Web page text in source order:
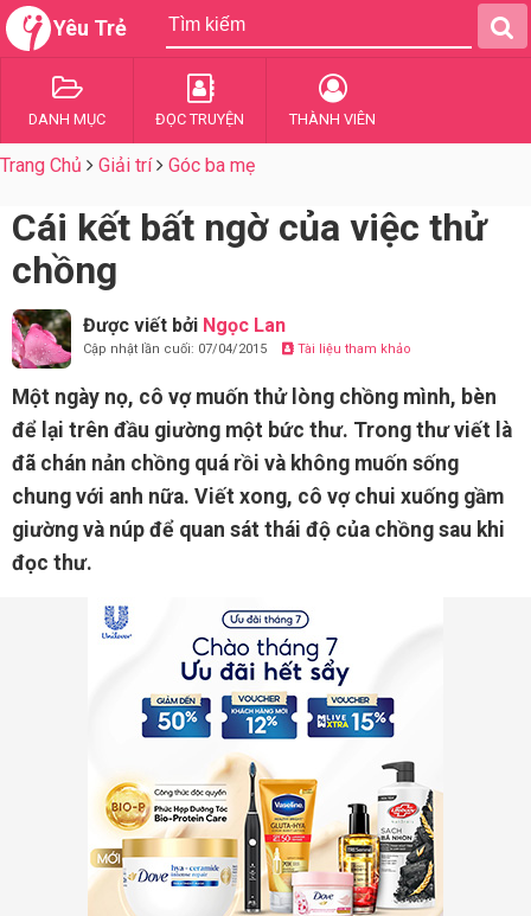
Yêu Trẻ
DANH MỤC ĐỌC TRUYỆN THÀNH VIÊN
Trang Chủ Giải trí Góc ba mẹ
Cái kết bất ngờ của việc thử
chồng
Được viết bởi Ngọc Lan
Cập nhật lần cuối: 07/04/2015 Tài liệu tham khảo
Một ngày nọ, cô vợ muốn thử lòng chồng mình, bèn
để lại trên đầu giường một bức thư. Trong thư viết là
đã chán nản chồng quá rồi và không muốn sống
chung với anh nữa. Viết xong, cô vợ chui xuống gầm
giường và núp để quan sát thái độ của chồng sau khi
đọc thư.